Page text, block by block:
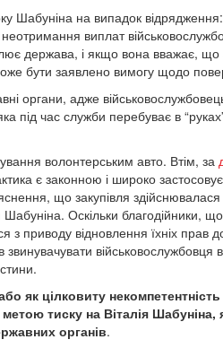
Шабуніна на випадок
виплат
держава, і якщо вона вважає, що
бути заявлено вимогу щодо
органи, адже
під час служби перебуває в
волонтерським авто. Втім, за
є законною і широко
що закупівля
Оскільки благодійники,
з приводу відновлення їхніх прав
військовослужбовця
як цілковиту
тиску на Віталія Шабуніна,
органів.